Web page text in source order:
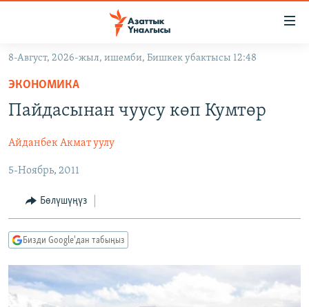
Навигацияга
өтүңүз
Издөөгө
салыңыз
САЯСАТ
ЭКОНОМИКА
МАДАНИЯТ
ДҮЙНӨ
ДҮЙНӨ
БОРБОР АЗИЯ
УКРАИНА
АТАЙЫН ИЛИКТӨӨ
ТВ ПРОГРАММАЛАР
БҮГҮН АЗАТТЫКТА
ЭКСПЕРТТЕР ТАЛДАЙТ
ДАНИСТЕ
ПОДКАСТ
ӨЗГӨЧӨ ПИКИР
Русский
8-Август, 2026-жыл, ишемби, Бишкек убактысы 12:48
ЭКОНОМИКА
Пайдасынан чуусу көп Кумтөр
Айданбек Акмат уулу
5-Ноябрь, 2011
Бөлүшүңүз
Бизди Google'дан табыңыз